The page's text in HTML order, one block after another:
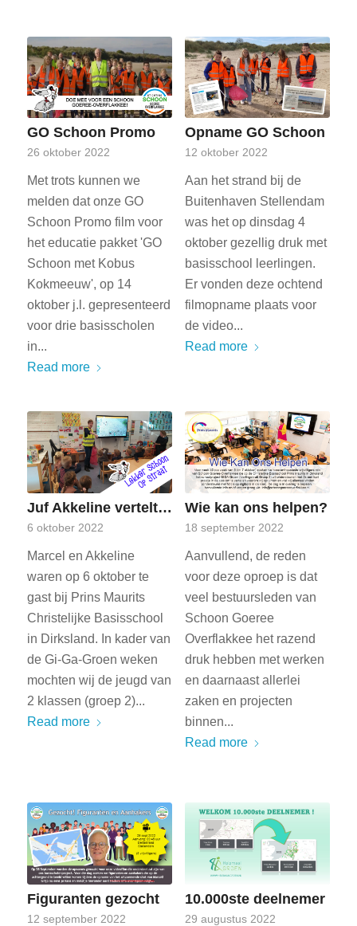
GO Schoon Promo
26 oktober 2022
Met trots kunnen we
melden dat onze GO
Schoon Promo film voor
het educatie pakket 'GO
Schoon met Kobus
Kokmeeuw', op 14
oktober j.l. gepresenteerd
voor drie basisscholen
in...
Read more
Opname GO Schoon
12 oktober 2022
Aan het strand bij de
Buitenhaven Stellendam
was het op dinsdag 4
oktober gezellig druk met
basisschool leerlingen.
Er vonden deze ochtend
filmopname plaats voor
de video...
Read more
Juf Akkeline vertelt…
6 oktober 2022
Marcel en Akkeline
waren op 6 oktober te
gast bij Prins Maurits
Christelijke Basisschool
in Dirksland. In kader van
de Gi-Ga-Groen weken
mochten wij de jeugd van
2 klassen (groep 2)...
Read more
Wie kan ons helpen?
18 september 2022
Aanvullend, de reden
voor deze oproep is dat
veel bestuursleden van
Schoon Goeree
Overflakkee het razend
druk hebben met werken
en daarnaast allerlei
zaken en projecten
binnen...
Read more
Figuranten gezocht
12 september 2022
10.000ste deelnemer
29 augustus 2022